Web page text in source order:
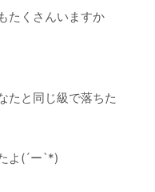
たくさんいますか
たと同じ級で落ちた
よ(´ー`*)